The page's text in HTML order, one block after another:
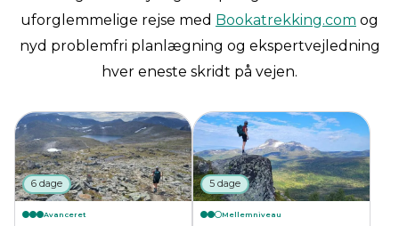
uforglemmelige rejse med Bookatrekking.com og
nyd problemfri planlægning og ekspertvejledning
hver eneste skridt på vejen.
6 dage
Avanceret
5 dage
Mellemniveau